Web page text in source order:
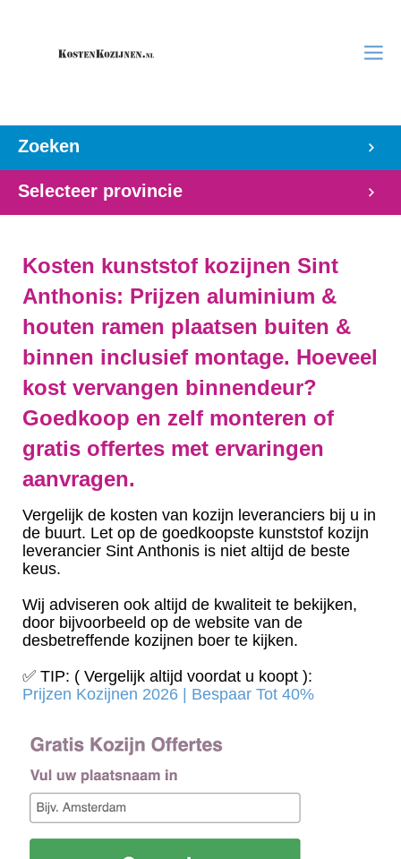
Zoeken
Selecteer provincie
Kosten kunststof kozijnen Sint
Anthonis: Prijzen aluminium &
houten ramen plaatsen buiten &
binnen inclusief montage. Hoeveel
kost vervangen binnendeur?
Goedkoop en zelf monteren of
gratis offertes met ervaringen
aanvragen.
Vergelijk de kosten van kozijn leveranciers bij u in
de buurt. Let op de goedkoopste kunststof kozijn
leverancier Sint Anthonis is niet altijd de beste
keus.
Wij adviseren ook altijd de kwaliteit te bekijken,
door bijvoorbeeld op de website van de
desbetreffende kozijnen boer te kijken.
✅ TIP: ( Vergelijk altijd voordat u koopt ):
Prijzen Kozijnen 2026 | Bespaar Tot 40%‎